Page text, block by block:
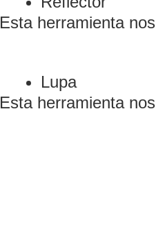
Esta herramienta
Lupa
Esta herramienta